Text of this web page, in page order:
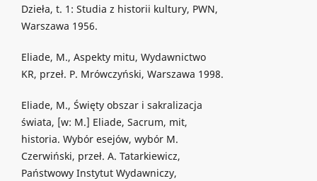
Dzieła, t. 1: Studia z historii kultury, PWN,
Warszawa 1956.
Eliade, M., Aspekty mitu, Wydawnictwo
KR, przeł. P. Mrówczyński, Warszawa 1998.
Eliade, M., Święty obszar i sakralizacja
świata, [w: M.] Eliade, Sacrum, mit,
historia. Wybór esejów, wybór M.
Czerwiński, przeł. A. Tatarkiewicz,
Państwowy Instytut Wydawniczy,